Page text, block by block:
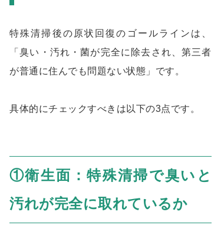
特殊清掃後の原状回復のゴールラインは、
「臭い・汚れ・菌が完全に除去され、第三者
が普通に住んでも問題ない状態」です。
具体的にチェックすべきは以下の3点です。
①衛生面：特殊清掃で臭いと
汚れが完全に取れているか